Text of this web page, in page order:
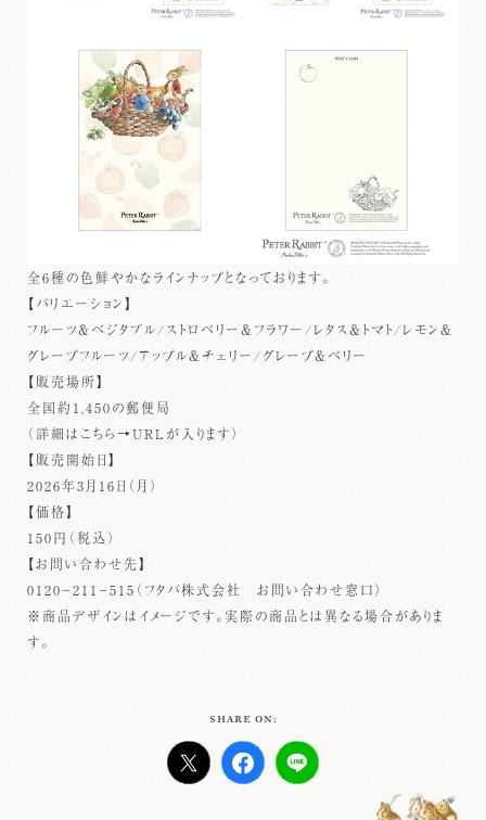
全6種の色鮮やかなラインナップとなっております。
【バリエーション】
フルーツ＆ベジタブル/ストロベリー＆フラワー/レタス＆トマト/レモン＆
グレープフルーツ/アップル＆チェリー/グレープ＆ベリー
【販売場所】
全国約1,450の郵便局
（詳細はこちら→URLが入ります）
【販売開始日】
2026年3月16日（月）
【価格】
150円（税込）
【お問い合わせ先】
0120−211−515（フタバ株式会社 お問い合わせ窓口）
※商品デザインはイメージです。実際の商品とは異なる場合がありま
す。
SHARE ON: